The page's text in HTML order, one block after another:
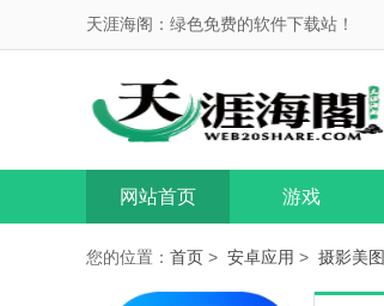
天涯海阁：绿色免费的软件下载站！
网站首页 游戏
您的位置： 首页 > 安卓应用 > 摄影美图